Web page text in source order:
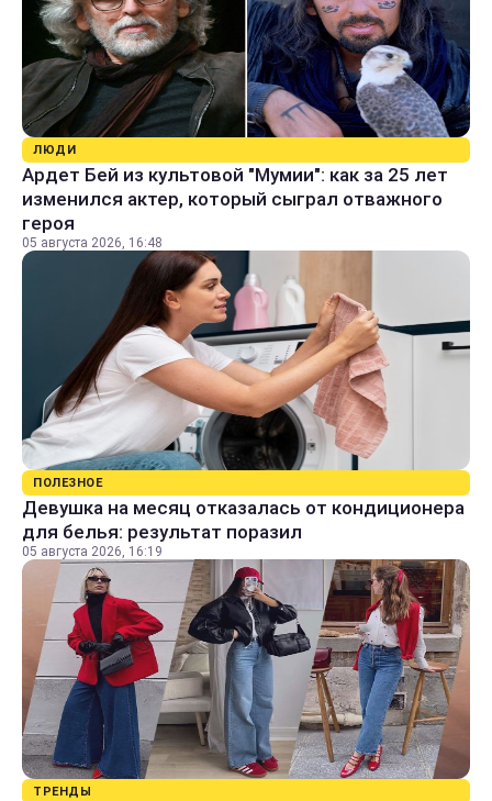
ЛЮДИ
Ардет Бей из культовой "Мумии": как за 25 лет
изменился актер, который сыграл отважного
героя
05 августа 2026, 16:48
ПОЛЕЗНОЕ
Девушка на месяц отказалась от кондиционера
для белья: результат поразил
05 августа 2026, 16:19
ТРЕНДЫ